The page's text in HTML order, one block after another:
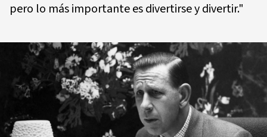
pero lo más importante es divertirse y divertir."